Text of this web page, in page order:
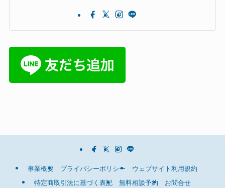
事業概要 プライバシーポリシー
ウェブサイト利用規約
特定商取引法に基づく表記
無料相談予約 お問合せ